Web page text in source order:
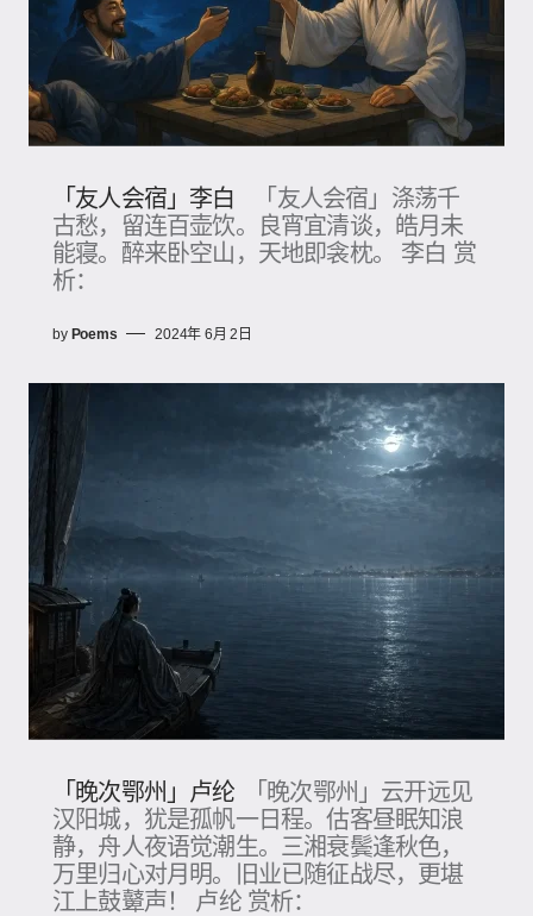
「友人会宿」李白
「友人会宿」涤荡千
古愁，留连百壶饮。良宵宜清谈，皓月未
能寝。醉来卧空山，天地即衾枕。 李白 赏
析：
by Poems 2024年 6月 2日
「晚次鄂州」卢纶
「晚次鄂州」云开远见
汉阳城，犹是孤帆一日程。估客昼眠知浪
静，舟人夜语觉潮生。三湘衰鬓逢秋色，
万里归心对月明。旧业已随征战尽，更堪
江上鼓鼙声！ 卢纶 赏析：